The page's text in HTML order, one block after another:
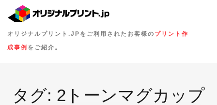
オリジナルプリント.JPをご利用されたお客様の プリント作
成事例 をご紹介。
タグ: 2トーンマグカップ